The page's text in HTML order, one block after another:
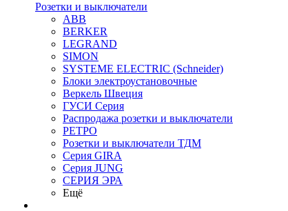
Розетки и выключатели
ABB
BERKER
LEGRAND
SIMON
SYSTEME ELECTRIC (Schneider)
Блоки электроустановочные
Веркель Швеция
ГУСИ Серия
Распродажа розетки и выключатели
РЕТРО
Розетки и выключатели ТДМ
Серия GIRA
Серия JUNG
СЕРИЯ ЭРА
Ещё